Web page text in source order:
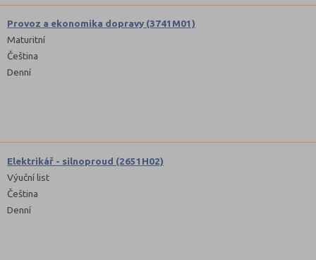
Provoz a ekonomika dopravy (3741M01)
Maturitní
Čeština
Denní
Elektrikář - silnoproud (2651H02)
Výuční list
Čeština
Denní